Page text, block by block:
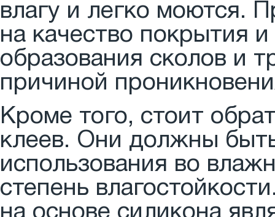
влагу и легко моются.
на качество покрытия
образования сколов и
причиной
Кроме того, стоит
клеев. Они должны
использования во
степень